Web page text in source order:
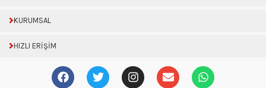
KURUMSAL
HIZLI ERİŞİM
F
a
T
w
I
n
E
n
W
h